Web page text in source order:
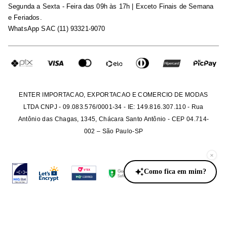
Igualdade Salarial
Requisição de Dados
Trocas
Fretes e Tarifas
Maternidade
Seja um Afiliado
Segunda a Sexta - Feira das 09h às 17h | Exceto Finais de Semana
e Feriados.
WhatsApp SAC (11) 93321-9070
ENTER IMPORTACAO, EXPORTACAO E COMERCIO DE MODAS
LTDA CNPJ - 09.083.576/0001-34 - IE: 149.816.307.110 - Rua
Antônio das Chagas, 1345, Chácara Santo Antônio - CEP 04.714-
002 – São Paulo-SP
×
Como fica em mim?